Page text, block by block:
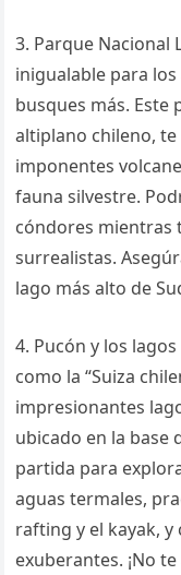
3. Parque Nacional
inigualable para
busques más. Este
altiplano chileno,
imponentes
fauna silvestre.
cóndores mientras
surrealistas.
lago más alto de
4. Pucón y los
como la “Suiza
impresionantes
ubicado en la base
partida para
aguas termales,
rafting y el kayak, y
exuberantes. ¡No